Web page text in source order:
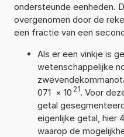
ondersteunde eenheden.
overgenomen door de
een fractie van een
Als er een vinkje is
wetenschappelijke
071 × 10 21. Voor
getal
eigenlijke getal, hier
waarop de